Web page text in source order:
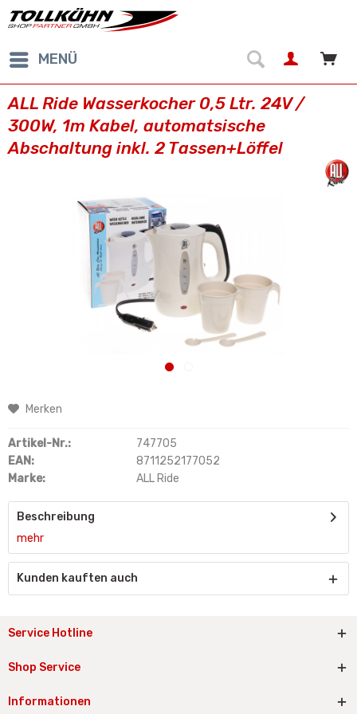
MENÜ
ALL Ride Wasserkocher 0,5 Ltr. 24V /
300W, 1m Kabel, automatsische
Abschaltung inkl. 2 Tassen+Löffel
Merken
Artikel-Nr.:
747705
EAN:
8711252177052
Marke:
ALL Ride
Beschreibung
mehr
Kunden kauften auch
Service Hotline
Shop Service
Informationen